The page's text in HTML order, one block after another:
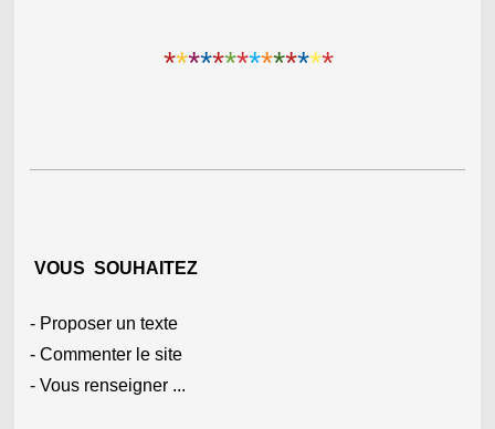
**************
VOUS SOUHAITEZ
- Proposer un texte
- Commenter le site
- Vous renseigner ...